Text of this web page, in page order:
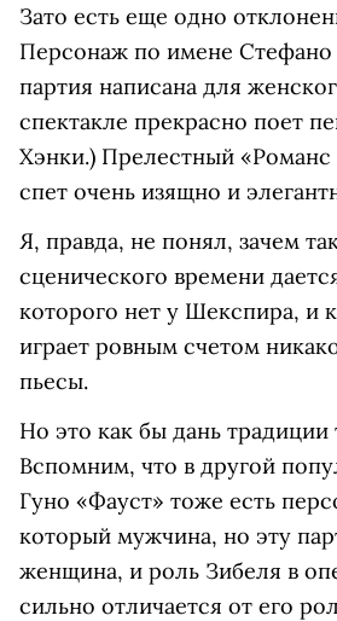
Зато есть еще одно
Персонаж по имене
партия написана для
спектакле прекрасно поет
Хэнки.) Прелестный «Романс
спет очень изящно и
Я, правда, не понял, зачем
сценического времени
которого нет у Шекспира, и
играет ровным счетом
пьесы.
Но это как бы дань традиции
Вспомним, что в другой
Гуно «Фауст» тоже есть
который мужчина, но эту
женщина, и роль Зибеля в
сильно отличается от его